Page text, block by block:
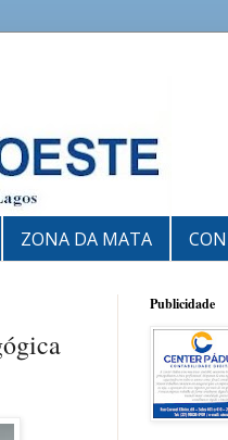
ZONA DA MATA
Publicidade